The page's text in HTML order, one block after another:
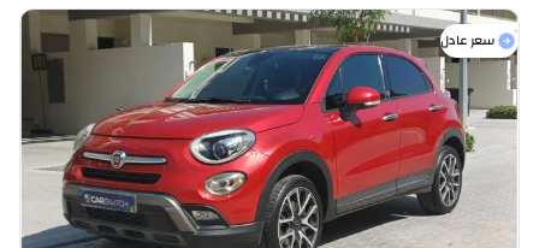
سعر عادل